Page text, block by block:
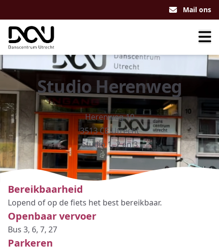
Mail ons
Studio Herenweg
Herenweg 10
3513 CE Utrecht
Studio 1, 2 en 3
Bereikbaarheid
Lopend of op de fiets het best bereikbaar.
Openbaar vervoer
Bus 3, 6, 7, 27
Parkeren